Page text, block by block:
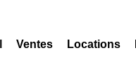
Ventes Locations